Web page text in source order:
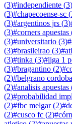
(3)#independiente (3)
(3)#chapecoense-sc (
(3)#argentinos jrs (3)
(3)#corners apuestas
(3)#universitario (3)#
(3)#brasileirao (3)#
(3)#tinka (3)#liga 1
(3)#bragantino (2)#
(2)#belgrano cordoba
(2)#analisis apuestas
(2)#probabilidad
(2)#fbc melgar(2)#
(2)#cusco fc (2)#